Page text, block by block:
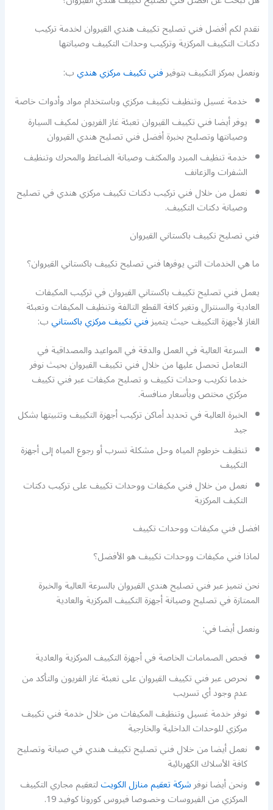
نقدم لكم أفضل فني تصليح تكييف هندي القيروان لخدمة تركيب
دكتات التكييف المركزية وتركيب وحدات التكييف وصيانتها
ونعمل بمركز التكييف بتوفيرفني تكييف مركزي هنديب:
خدمة غسيل وتنظيف تكييف مركزي وباستخدام مواد وأدوات خاصة
يوفر أيضا فني تكييف القيروان تعبئة غاز الفريون لمكيف السيارة
وصيانتها وتصليح بخبرة أفضل فني تصليح هندي القيروان
خدمة تنظيف المبرد والمكثف وصيانة الضاغط والمحرك وتنظيف
الشفرات والزعانف
نعمل من خلال فني تركيب دكتات تكييف مركزي هندي في تصليح
وصيانة دكتات التكييف.
فني تصليح تكييف باكستاني القيروان
ما هي الخدمات التي يوفرها فني تصليح تكييف باكستاني القيروان؟
يعمل فني تصليح تكييف باكستاني القيروان في تركيب المكيفات
العادية والسنترال وتغير كافة القطع التالفة وتنظيف المكيفات وتعبئة
الغاز لأجهزة التكييف حيث يتميزفني تكييف مركزي باكستانيب:
السرعة العالية في العمل والدقة في المواعيد والمصداقية في
التعامل تحصل عليها من خلال فني تكييف القيروان بحيث نوفر
خدما تكريب وحدات تكييف و تصليح مكيفات عبر فني تكييف
مركزي مختص وبأسعار منافسة.
الخبرة العالية في تحديد أماكن تركيب أجهزة التكييف وتثبيتها بشكل
جيد
تنظيف خرطوم المياه وحل مشكلة تسرب أو رجوع المياه إلى أجهزة
التكييف
نعمل من خلال فني مكيفات ووحدات تكييف على تركيب دكتات
التكيف المركزية
افضل فني مكيفات ووحدات تكييف
لماذا فني مكيفات ووحدات تكييف هو الأفضل؟
نحن نتميز عبر فني تصليح هندي القيروان بالسرعة العالية والخبرة
الممتازة في تصليح وصيانة أجهزة التكييف المركزية والعادية
ونعمل أيضا في:
فحص الصمامات الخاصة في أجهزة التكييف المركزية والعادية
نحرص عبر فني تكييف القيروان على تعبئة غاز الفريون والتأكد من
عدم وجود أي تسريب
نوفر خدمة غسيل وتنظيف المكيفات من خلال خدمة فني تكييف
مركزي للوحدات الداخلية والخارجية
نعمل أيضا من خلال فني تصليح تكييف هندي في صيانة وتصليح
كافة الأسلاك الكهربائية
ونحن أيضا نوفرشركة تعقيم منازل الكويتلتعقيم مجاري التكييف
المركزي من الفيروسات وخصوصا فيروس كورونا كوفيد 19.